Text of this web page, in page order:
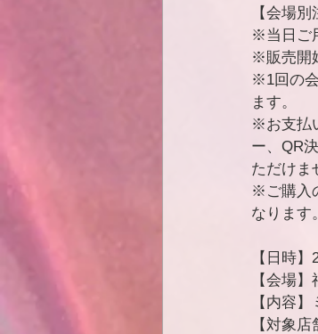
【会場別
※当日ご
※販売開
※1回の
ます。
※お支払
ー、QR
ただけま
※ご購入
なります。
【日時
【会場
【内容
【対象